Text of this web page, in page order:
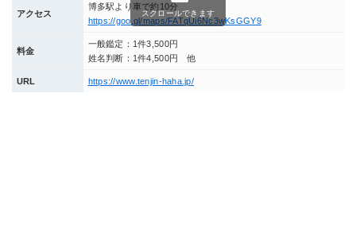
アクセス
博多駅より車で約10分
https://goo.gl/maps/FATqUi6Nc3wKsGGY9
料金
一般鑑定：1件3,500円
姓名判断：1件4,500円 他
URL https://www.tenjin-haha.jp/
スクロールできます